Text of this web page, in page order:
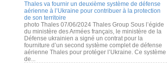
Thales va fournir un deuxième système de défense
aérienne à l’Ukraine pour contribuer à la protection
de son territoire
photo Thales 07/06/2024 Thales Group Sous l’égide
du ministère des Armées français, le ministère de la
Défense ukrainien a signé un contrat pour la
fourniture d’un second système complet de défense
aérienne Thales pour protéger l’Ukraine. Ce système
de...